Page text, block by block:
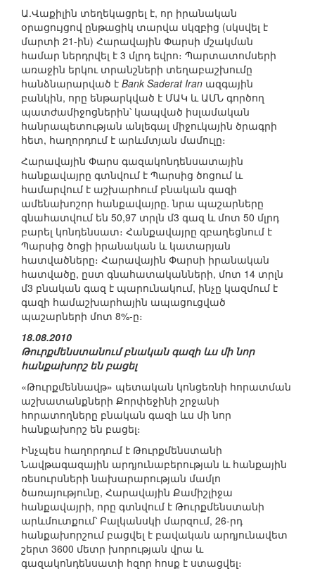
Ա.Վաքիլին տեղեկացրել է, որ իրանական
օրացույցով ընթացիկ տարվա սկզբից (սկսվել է
մարտի 21-ին) Հարավային Փարսի մշակման
համար ներդրվել է 3 մլրդ եվրո։ Պարտատոմսերի
առաջին երկու տրանշների տեղաբաշխումը
հանձնարարված է Bank Saderat Iran ազգային
բանկին, որը ենթարկված է ՄԱԿ և ԱՄՆ գործող
պատժամիջոցներին՝ կապված իսլամական
հանրապետության անլեգալ միջուկային ծրագրի
հետ, հաղորդում է արևմտյան մամուլը։
Հարավային Փարս գազակոնդենսատային
հանքավայրը գտնվում է Պարսից ծոցում և
համարվում է աշխարհում բնական գազի
ամենախոշոր հանքավայրը. նրա պաշարները
գնահատվում են 50,97 տրլն մ3 գազ և մոտ 50 մլրդ
բարել կոնդենսատ։ Հանքավայրը զբաղեցնում է
Պարսից ծոցի իրանական և կատարյան
հատվածները։ Հարավային Փարսի իրանական
հատվածը, ըստ գնահատականների, մոտ 14 տրլն
մ3 բնական գազ է պարունակում, ինչը կազմում է
գազի համաշխարհային ապացուցված
պաշարների մոտ 8%-ը։
18.08.2010
Թուրքմենստանում բնական գազի ևս մի նոր
հանքախորշ են բացել
«Թուրքմեննավթ» պետական կոնցեռնի հորատման
աշխատանքների Քորփեջինի շրջանի
հորատողները բնական գազի ևս մի նոր
հանքախորշ են բացել։
Ինչպես հաղորդում է Թուրքմենստանի
Նավթագազային արդյունաբերության և հանքային
ռեսուրսների նախարարության մամլո
ծառայությունը, Հարավային Քամիշլիջա
հանքավայրի, որը գտնվում է Թուրքմենստանի
արևմուտքում՝ Բալկանսկի մարզում, 26-րդ
հանքախորշում բացվել է բավական արդյունավետ
շերտ 3600 մետր խորության վրա և
գազակոնդենսատի հզոր հոսք է ստացվել։